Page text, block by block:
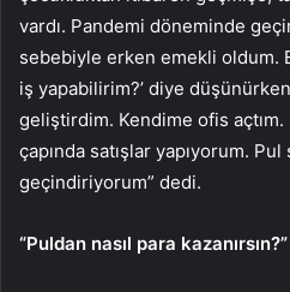
vardı. Pandemi döneminde
sebebiyle erken emekli oldum.
iş yapabilirim?’ diye
geliştirdim. Kendime ofis
çapında satışlar yapıyorum.
geçindiriyorum” dedi.
“Puldan nasıl para kazanırsın?”